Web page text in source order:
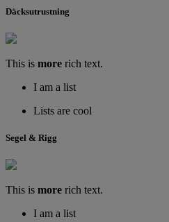
Däcksutrustning
This is more rich text.
I am a list
Lists are cool
Segel & Rigg
This is more rich text.
I am a list